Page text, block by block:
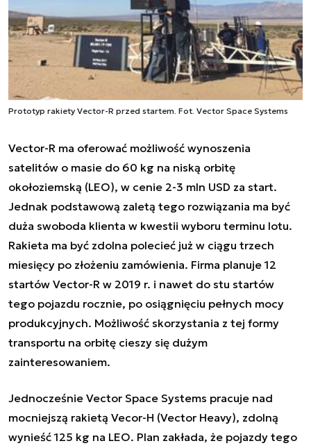
Prototyp rakiety Vector-R przed startem. Fot. Vector Space Systems
Vector-R ma oferować możliwość wynoszenia
satelitów o masie do 60 kg na niską orbitę
okołoziemską (LEO), w cenie 2-3 mln USD za start.
Jednak podstawową zaletą tego rozwiązania ma być
duża swoboda klienta w kwestii wyboru terminu lotu.
Rakieta ma być zdolna polecieć już w ciągu trzech
miesięcy po złożeniu zamówienia. Firma planuje 12
startów Vector-R w 2019 r. i nawet do stu startów
tego pojazdu rocznie, po osiągnięciu pełnych mocy
produkcyjnych. Możliwość skorzystania z tej formy
transportu na orbitę cieszy się dużym
zainteresowaniem.
Jednocześnie Vector Space Systems pracuje nad
mocniejszą rakietą Vecor-H (Vector Heavy), zdolną
wynieść 125 kg na LEO. Plan zakłada, że pojazdy tego